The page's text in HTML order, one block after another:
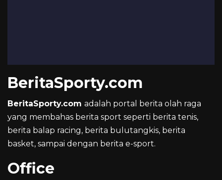
BeritaSporty.com
BeritaSporty.com adalah portal berita olah raga
yang membahas berita sport seperti berita tenis,
berita balap racing, berita bulutangkis, berita
basket, sampai dengan berita e-sport.
Office